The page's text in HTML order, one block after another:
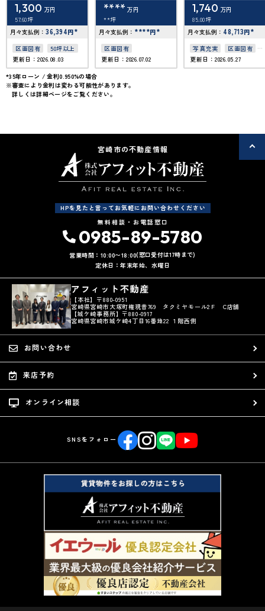
1,300 万円
57.60坪
月々支払例： 36,394円*
区画図有
50坪以上
更新日：2026.08.03
**** 万円
**坪
月々支払例： ****円*
区画図有
更新日：2026.07.02
1,740 万円
85.00坪
月々支払例： 48,713円*
写真充実
区画図有
50坪以上
更新日：2026.05.27
*35年ローン / 金利0.950%の場合
※審査により金利は変わる可能性があります。
詳しくは詳細ページをご覧ください。
宮崎市の不動産情報
HPを見たと言ってお気軽にお問い合わせください
無料相談・お電話窓口
0985-89-5780
営業時間：10:00〜18:00(窓口受付は17時まで)
定休日：年末年始、水曜日
アフィット不動産
【本社】〒880-0951
宮崎県宮崎市大塚町権現昔769 タクミヤモール2Ｆ C店舗
【城ケ崎事務所】〒880-0917
宮崎県宮崎市城ケ崎4丁目16番地22 １階西側
お問い合わせ
来店予約
オンライン相談
SNSをフォロー